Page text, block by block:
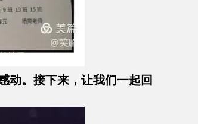
动。接下来，让我们一起回